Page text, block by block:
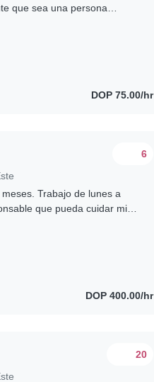
que sea una persona
DOP 75.00/hr
6
Trabajo de lunes a
que pueda cuidar mi
DOP 400.00/hr
20